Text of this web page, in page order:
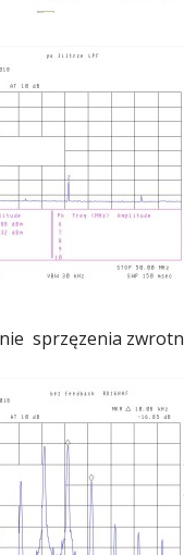
sprzęzenia